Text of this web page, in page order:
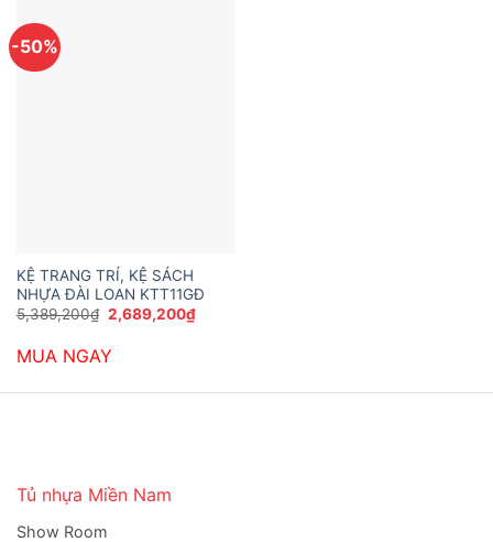
-50%
KỆ TRANG TRÍ, KỆ SÁCH
NHỰA ĐÀI LOAN KTT11GĐ
5,389,200₫ Giá
gốc
5,389,200₫.
2,689,200₫Giá
hiện
MUA NGAY
Tủ nhựa Miền Nam
Show Room